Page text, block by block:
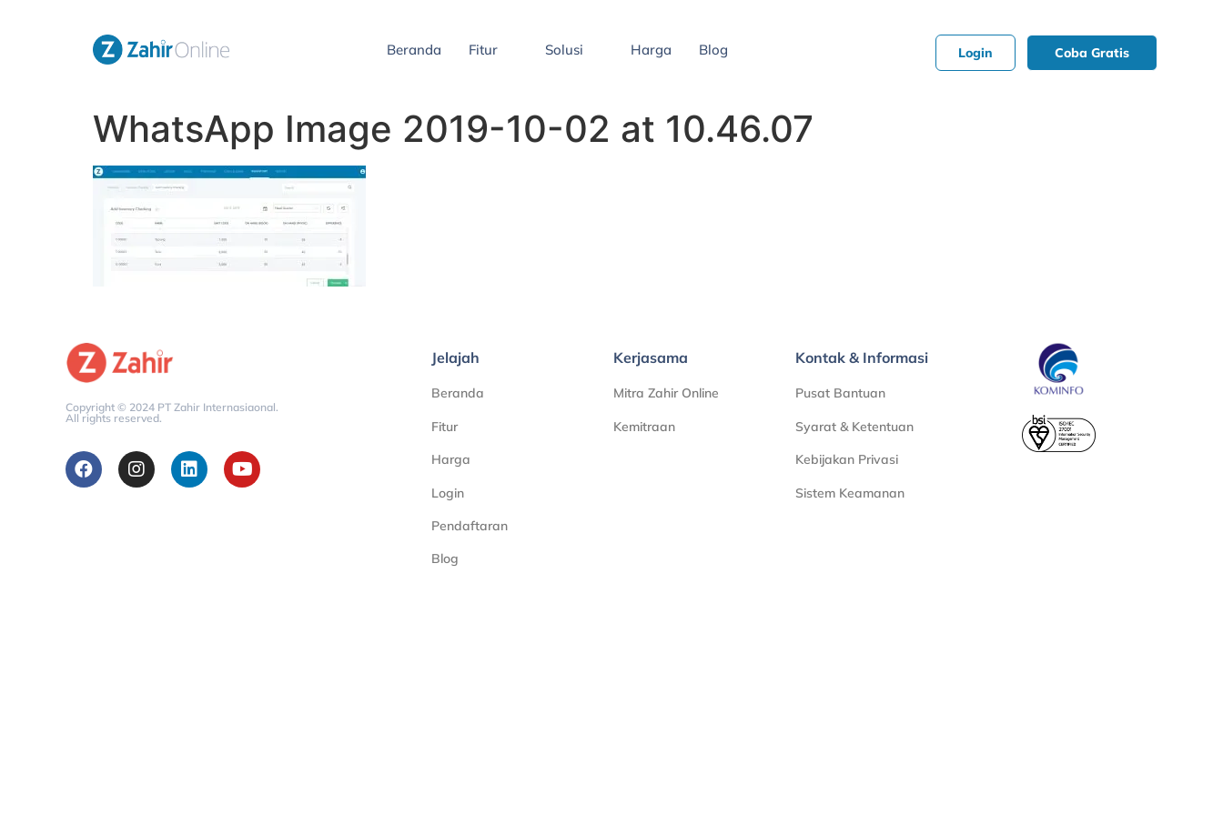
Beranda Fitur Solusi Harga Blog Login Coba Gratis
WhatsApp Image 2019-10-02 at 10.46.07
Copyright © 2024 PT Zahir Internasiaonal.
All rights reserved.
Jelajah
Beranda
Fitur
Harga
Login
Pendaftaran
Blog
Kerjasama
Mitra Zahir Online
Kemitraan
Kontak & Informasi
Pusat Bantuan
Syarat & Ketentuan
Kebijakan Privasi
Sistem Keamanan